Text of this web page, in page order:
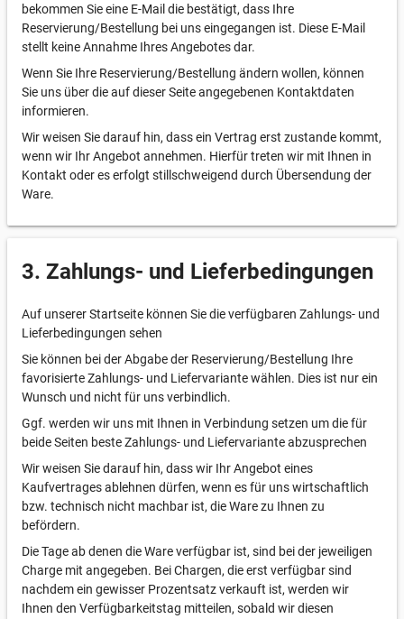
bekommen Sie eine E-Mail die bestätigt, dass Ihre
Reservierung/Bestellung bei uns eingegangen ist. Diese E-Mail
stellt keine Annahme Ihres Angebotes dar.
Wenn Sie Ihre Reservierung/Bestellung ändern wollen, können
Sie uns über die auf dieser Seite angegebenen Kontaktdaten
informieren.
Wir weisen Sie darauf hin, dass ein Vertrag erst zustande kommt,
wenn wir Ihr Angebot annehmen. Hierfür treten wir mit Ihnen in
Kontakt oder es erfolgt stillschweigend durch Übersendung der
Ware.
3. Zahlungs- und Lieferbedingungen
Auf unserer Startseite können Sie die verfügbaren Zahlungs- und
Lieferbedingungen sehen
Sie können bei der Abgabe der Reservierung/Bestellung Ihre
favorisierte Zahlungs- und Liefervariante wählen. Dies ist nur ein
Wunsch und nicht für uns verbindlich.
Ggf. werden wir uns mit Ihnen in Verbindung setzen um die für
beide Seiten beste Zahlungs- und Liefervariante abzusprechen
Wir weisen Sie darauf hin, dass wir Ihr Angebot eines
Kaufvertrages ablehnen dürfen, wenn es für uns wirtschaftlich
bzw. technisch nicht machbar ist, die Ware zu Ihnen zu
befördern.
Die Tage ab denen die Ware verfügbar ist, sind bei der jeweiligen
Charge mit angegeben. Bei Chargen, die erst verfügbar sind
nachdem ein gewisser Prozentsatz verkauft ist, werden wir
Ihnen den Verfügbarkeitstag mitteilen, sobald wir diesen